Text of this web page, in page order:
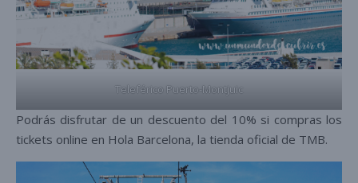
Teleférico Puerto-Montjuic
Podrás disfrutar de un descuento del 10% si compras los
tickets online en Hola Barcelona, la tienda oficial de TMB.